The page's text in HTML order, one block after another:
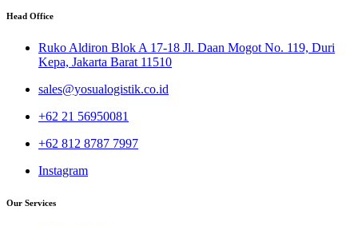
Head Office
Ruko Aldiron Blok A 17-18 Jl. Daan Mogot No. 119, Duri
Kepa, Jakarta Barat 11510
sales@yosualogistik.co.id
+62 21 56950081
+62 812 8787 7997
Instagram
Our Services